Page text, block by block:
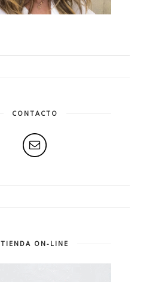
CONTACTO
TIENDA ON-LINE